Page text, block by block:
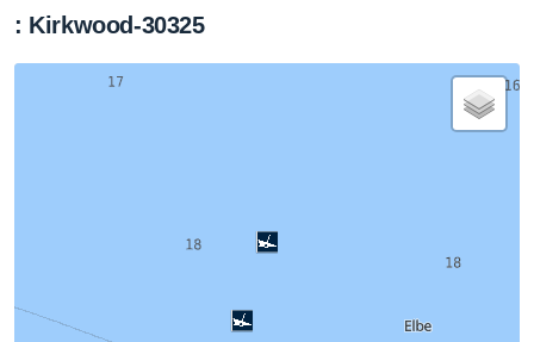
: Kirkwood-30325